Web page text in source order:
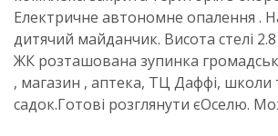
Електричне автономне опалення .
дитячий майданчик. Висота стелі
ЖК розташована зупинка
, магазин , аптека, ТЦ Даффі, школи
садок.Готові розглянути єОселю.